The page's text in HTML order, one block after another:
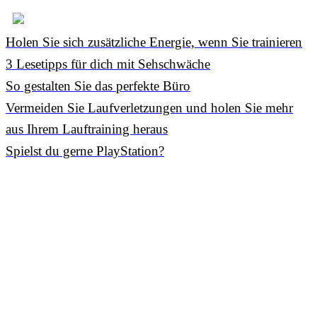
Holen Sie sich zusätzliche Energie, wenn Sie trainieren
3 Lesetipps für dich mit Sehschwäche
So gestalten Sie das perfekte Büro
Vermeiden Sie Laufverletzungen und holen Sie mehr
aus Ihrem Lauftraining heraus
Spielst du gerne PlayStation?